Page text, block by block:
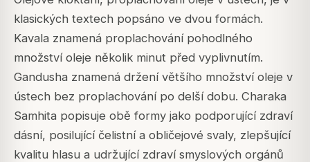
klasických textech popsáno ve dvou formách.
Kavala znamená proplachování pohodlného
množství oleje několik minut před vyplivnutím.
Gandusha znamená držení většího množství oleje v
ústech bez proplachování po delší dobu. Charaka
Samhita popisuje obě formy jako podporující zdraví
dásní, posilující čelistní a obličejové svaly, zlepšující
kvalitu hlasu a udržující zdraví smyslových orgánů